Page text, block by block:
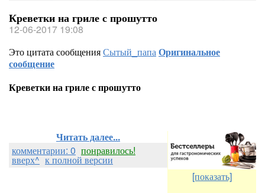
Креветки на гриле с прошутто
12-06-2017 19:08
Это цитата сообщенияСытый_папаОригинальное
сообщение
Креветки на гриле с прошутто
[показать]
Читать далее...
комментарии: 0 понравилось!
вверх^ к полной версии